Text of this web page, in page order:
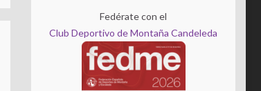
Fedérate con el
Club Deportivo de Montaña Candeleda